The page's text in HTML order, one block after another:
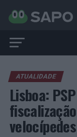
ATUALIDADE
Lisboa:
velocípedes